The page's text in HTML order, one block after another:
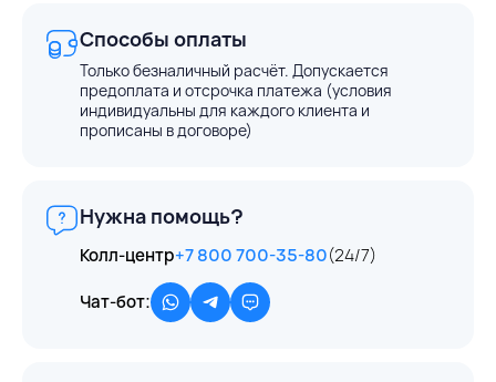
Способы оплаты
Только безналичный расчёт. Допускается
предоплата и отсрочка платежа (условия
индивидуальны для каждого клиента и
прописаны в договоре)
Нужна помощь?
Колл-центр+7 800 700-35-80(24/7)
Чат-бот: